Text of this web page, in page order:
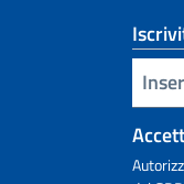
Inserisci la tua email